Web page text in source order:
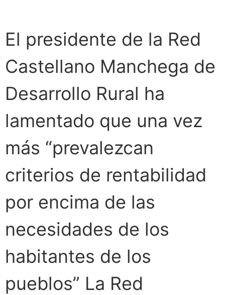
El presidente de la Red
Castellano Manchega de
Desarrollo Rural ha
lamentado que una vez
más “prevalezcan
criterios de rentabilidad
por encima de las
necesidades de los
habitantes de los
pueblos” La Red